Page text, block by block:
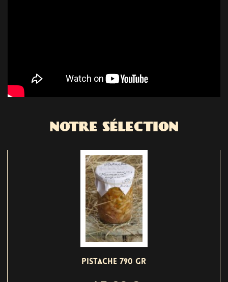
NOTRE SÉLECTION
PISTACHE 790 GR